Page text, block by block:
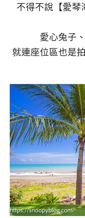
不得不說【愛琴
愛心兔子
就連座位區也是